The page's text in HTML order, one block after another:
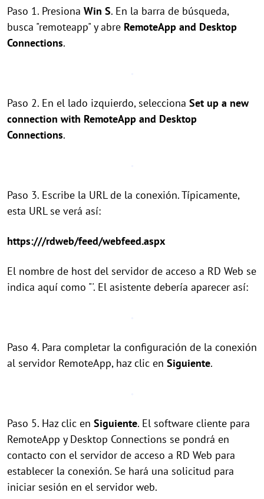
Paso 1. Presiona Win S. En la barra de búsqueda,
busca "remoteapp" y abre RemoteApp and Desktop
Connections.
Paso 2. En el lado izquierdo, selecciona Set up a new
connection with RemoteApp and Desktop
Connections.
Paso 3. Escribe la URL de la conexión. Típicamente,
esta URL se verá así:
https:///rdweb/feed/webfeed.aspx
El nombre de host del servidor de acceso a RD Web se
indica aquí como "'. El asistente debería aparecer así:
Paso 4. Para completar la configuración de la conexión
al servidor RemoteApp, haz clic en Siguiente.
Paso 5. Haz clic en Siguiente. El software cliente para
RemoteApp y Desktop Connections se pondrá en
contacto con el servidor de acceso a RD Web para
establecer la conexión. Se hará una solicitud para
iniciar sesión en el servidor web.